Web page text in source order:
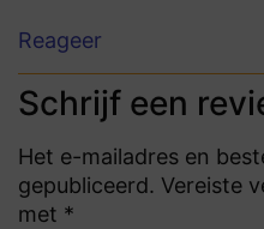
Reageer
Schrijf een
Het e-mailadres en
gepubliceerd. Vereiste
met *